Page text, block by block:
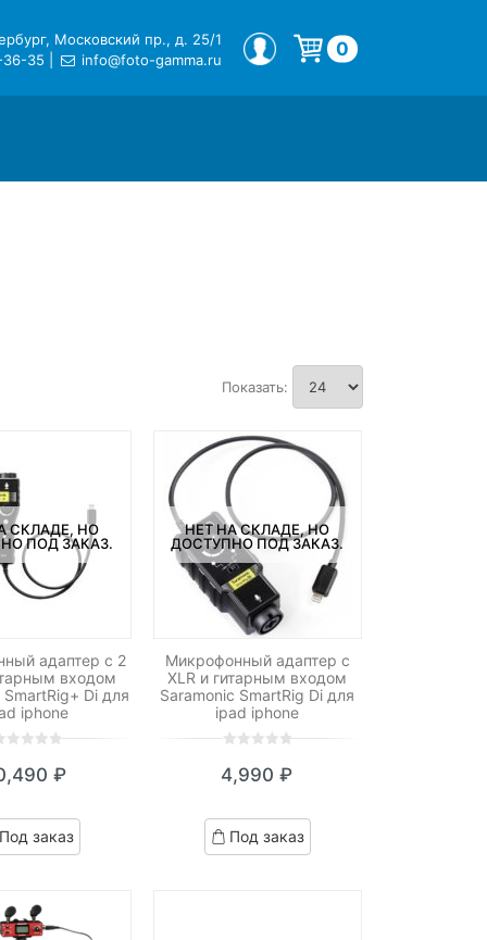
Московский пр., д. 25/1
36-35
info@foto-gamma.ru
МОЙ ПРОФИЛЬ 0
СКЛАДЕ, НО
ПОД ЗАКАЗ.
адаптер с 2
входом
SmartRig+ Di для
iphone
₽
Под заказ
НЕТ НА СКЛАДЕ, НО
ДОСТУПНО ПОД ЗАКАЗ.
Микрофонный адаптер с
XLR и гитарным входом
Saramonic SmartRig Di для
ipad iphone
out
based
on
4,990 ₽
Под заказ